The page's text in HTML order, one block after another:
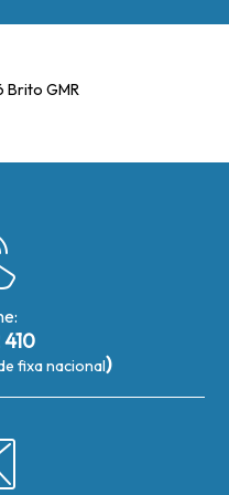
Brito GMR
fixa nacional)